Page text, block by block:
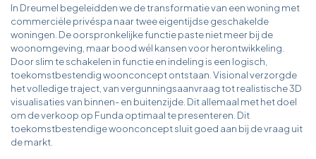
In Dreumel begeleidden we de transformatie van een woning met
commerciële privéspa naar twee eigentijdse geschakelde
woningen. De oorspronkelijke functie paste niet meer bij de
woonomgeving, maar bood wél kansen voor herontwikkeling.
Door slim te schakelen in functie en indeling is een logisch,
toekomstbestendig woonconcept ontstaan. Visional verzorgde
het volledige traject, van vergunningsaanvraag tot realistische 3D
visualisaties van binnen- en buitenzijde. Dit allemaal met het doel
om de verkoop op Funda optimaal te presenteren. Dit
toekomstbestendige woonconcept sluit goed aan bij de vraag uit
de markt.